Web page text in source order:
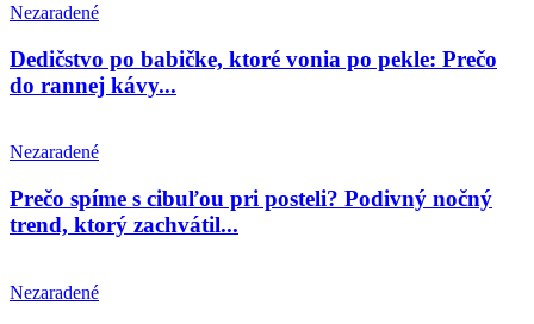
Nezaradené
Dedičstvo po babičke, ktoré vonia po pekle: Prečo
do rannej kávy...
Nezaradené
Prečo spíme s cibuľou pri posteli? Podivný nočný
trend, ktorý zachvátil...
Nezaradené